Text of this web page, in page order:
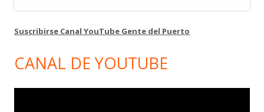
Suscribirse Canal YouTube Gente del Puerto
CANAL DE YOUTUBE